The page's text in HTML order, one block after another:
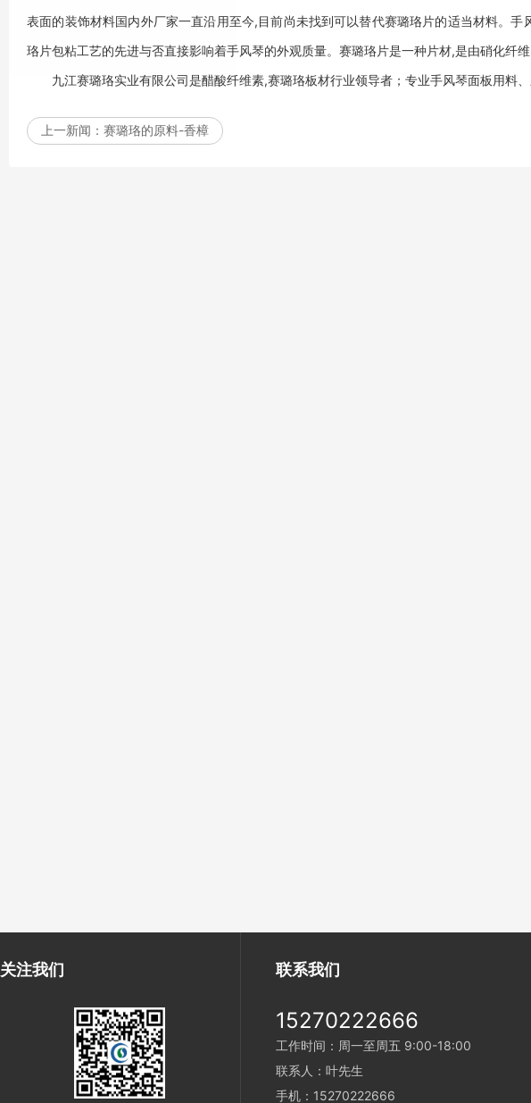
表面的装饰材料国内外厂家一直沿用至今,目前尚未找到可以替代赛璐珞片的适当材料。
珞片包粘工艺的先进与否直接影响着手风琴的外观质量。赛璐珞片是一种片材,是由硝化纤
九江赛璐珞实业有限公司是醋酸纤维素,赛璐珞板材行业领导者；专业手风琴面板用
上一新闻： 赛璐珞的原料-香樟
关注我们 联系我们
15270222666
工作时间：周一至周五 9:00-18:00
联系人：叶先生
手机：15270222666